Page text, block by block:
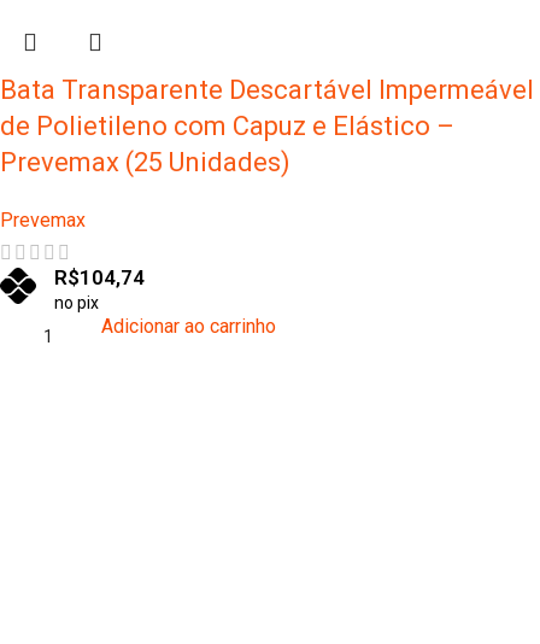
Bata Transparente Descartável Impermeável
de Polietileno com Capuz e Elástico –
Prevemax (25 Unidades)
Prevemax
R$104,74
no pix
Adicionar ao carrinho